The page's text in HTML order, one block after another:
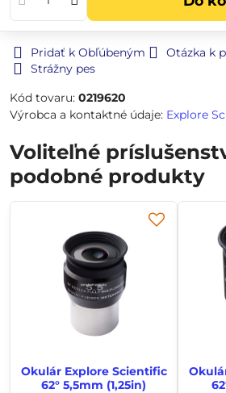
Pridať k Obľúbeným
Otázka k
Strážny pes
Kód tovaru: 0219620
Výrobca a kontaktné údaje: Explore
Voliteľné
podobné produkty
Okulár Explore Scientific
62° 5,5mm (1,25in)